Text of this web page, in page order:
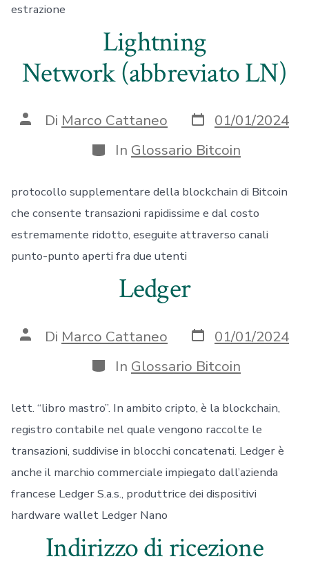
estrazione
Lightning
Network (abbreviato LN)
Autore
articolo
Di Marco Cattaneo Data
articolo
01/01/2024
Categorie
In Glossario Bitcoin
protocollo supplementare della blockchain di Bitcoin
che consente transazioni rapidissime e dal costo
estremamente ridotto, eseguite attraverso canali
punto-punto aperti fra due utenti
Ledger
Autore
articolo
Di Marco Cattaneo Data
articolo
01/01/2024
Categorie
In Glossario Bitcoin
lett. “libro mastro”. In ambito cripto, è la blockchain,
registro contabile nel quale vengono raccolte le
transazioni, suddivise in blocchi concatenati. Ledger è
anche il marchio commerciale impiegato dall’azienda
francese Ledger S.a.s., produttrice dei dispositivi
hardware wallet Ledger Nano
Indirizzo di ricezione